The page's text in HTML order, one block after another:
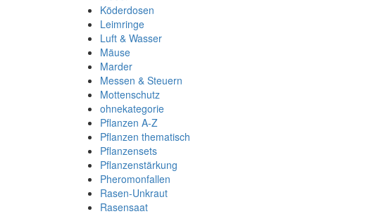
Köderdosen
Leimringe
Luft & Wasser
Mäuse
Marder
Messen & Steuern
Mottenschutz
ohnekategorie
Pflanzen A-Z
Pflanzen thematisch
Pflanzensets
Pflanzenstärkung
Pheromonfallen
Rasen-Unkraut
Rasensaat